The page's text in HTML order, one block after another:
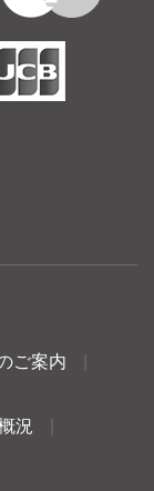
ご案内
況